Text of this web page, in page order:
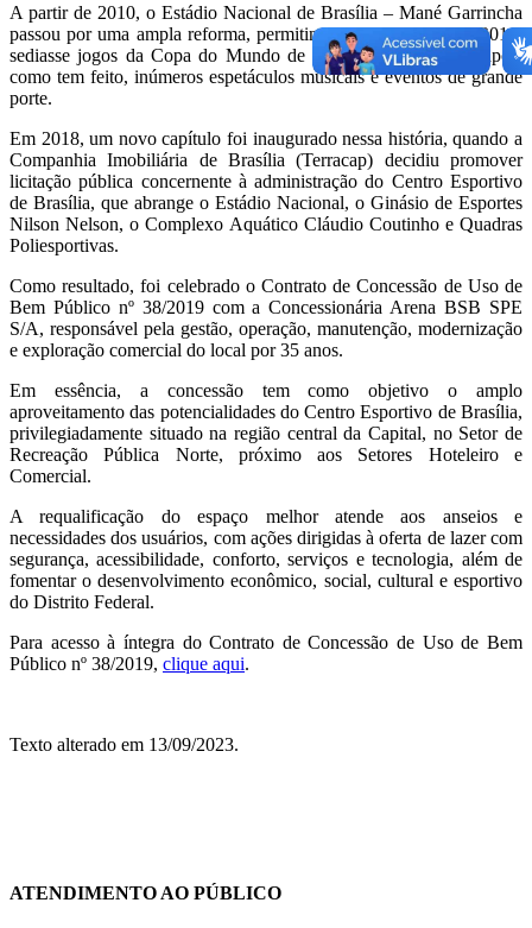
A partir de 2010, o Estádio Nacional de Brasília – Mané Garrincha
passou por uma ampla reforma, permitindo que a cidade, em 2014,
sediasse jogos da Copa do Mundo de Futebol Masculino e, após,
como tem feito, inúmeros espetáculos musicais e eventos de grande
porte.
Em 2018, um novo capítulo foi inaugurado nessa história, quando a
Companhia Imobiliária de Brasília (Terracap) decidiu promover
licitação pública concernente à administração do Centro Esportivo
de Brasília, que abrange o Estádio Nacional, o Ginásio de Esportes
Nilson Nelson, o Complexo Aquático Cláudio Coutinho e Quadras
Poliesportivas.
Como resultado, foi celebrado o Contrato de Concessão de Uso de
Bem Público nº 38/2019 com a Concessionária Arena BSB SPE
S/A, responsável pela gestão, operação, manutenção, modernização
e exploração comercial do local por 35 anos.
Em essência, a concessão tem como objetivo o amplo
aproveitamento das potencialidades do Centro Esportivo de Brasília,
privilegiadamente situado na região central da Capital, no Setor de
Recreação Pública Norte, próximo aos Setores Hoteleiro e
Comercial.
A requalificação do espaço melhor atende aos anseios e
necessidades dos usuários, com ações dirigidas à oferta de lazer com
segurança, acessibilidade, conforto, serviços e tecnologia, além de
fomentar o desenvolvimento econômico, social, cultural e esportivo
do Distrito Federal.
Para acesso à íntegra do Contrato de Concessão de Uso de Bem
Público nº 38/2019, clique aqui.
Texto alterado em 13/09/2023.
ATENDIMENTO AO PÚBLICO